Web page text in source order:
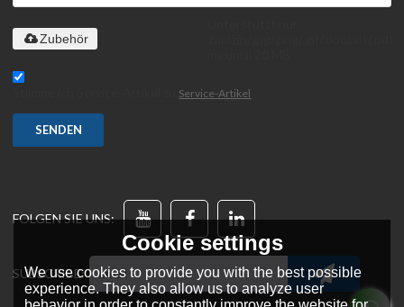
Zubehör
Service-Artikel
SENDEN
FOLGEN SIE UNS:
SUBSCRIBE:
Cookie settings
We use cookies to provide you with the best possible
experience. They also allow us to analyze user